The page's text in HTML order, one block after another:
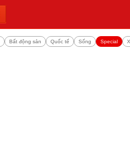
Bất động sản Quốc tế Sống Special